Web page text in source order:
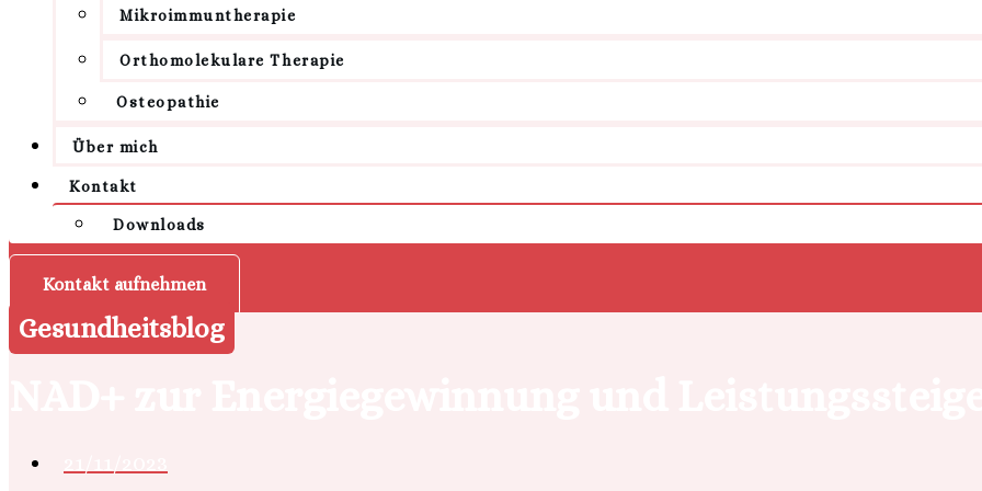
Mikroimmuntherapie
Orthomolekulare Therapie
Osteopathie
Über mich
Kontakt
Downloads
Kontakt aufnehmen
Gesundheitsblog